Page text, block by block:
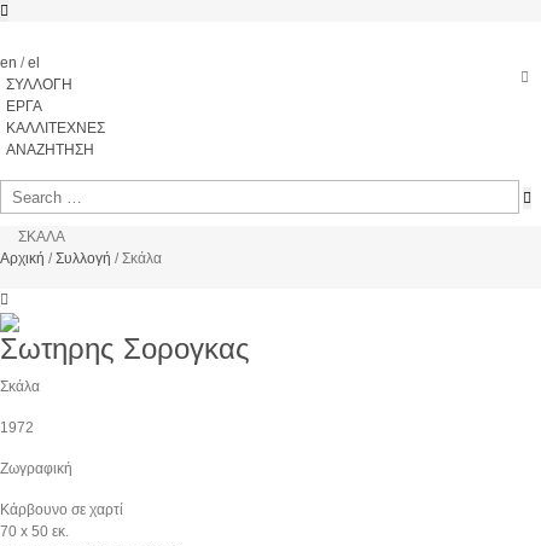
en /el
ΣΥΛΛΟΓΗ
ΕΡΓΑ
ΚΑΛΛΙΤΕΧΝΕΣ
ΑΝΑΖΗΤΗΣΗ
ΣΚΑΛΑ
Αρχική /Συλλογή /Σκάλα
Σωτηρης Σορογκας
Σκάλα
1972
Ζωγραφική
Κάρβουνο σε χαρτί
70 x 50 εκ.